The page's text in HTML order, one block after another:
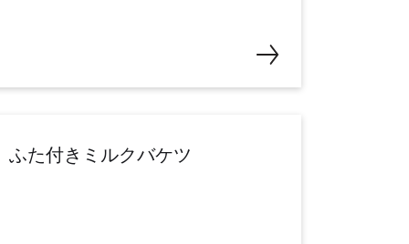
ふた付きミルクバケツ